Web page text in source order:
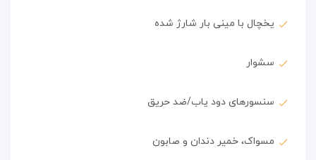
یخچال با مینی بار شارژ شده
سشوار
سنسورهای دود یاب/ضد حریق
مسواک، خمیر دندان و صابون